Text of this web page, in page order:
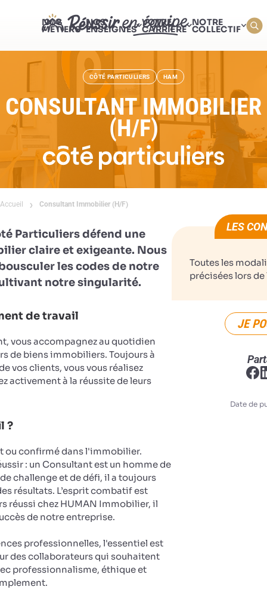
NOS
MÉTIERS
NOS
ENSEIGNES
VOTRE
CARRIÈRE
NOTRE
COLLECTIF
CÔTÉ PARTICULIERS HAM
CONSULTANT IMMOBILIER
(H/F)
Accueil Consultant Immobilier (H/F)
Particuliers défend une
claire et exigeante. Nous
les codes de notre
notre singularité.
de travail
vous accompagnez au quotidien
de biens immobiliers. Toujours à
vos clients, vous vous réalisez
activement à la réussite de leurs
?
ou confirmé dans l'immobilier.
: un Consultant est un homme de
challenge et de défi, il a toujours
résultats. L’esprit combatif est
réussi chez HUMAN Immobilier, il
de notre entreprise.
professionnelles, l'essentiel est
des collaborateurs qui souhaitent
professionnalisme, éthique et
LES
Toutes les
précisées lors de
JE
Date de